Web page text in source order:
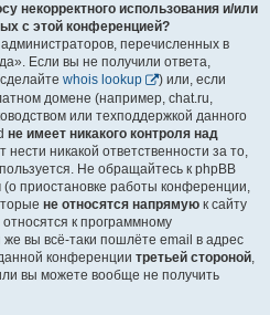
некорректного использования и/или
с этой конференцией?
перечисленных в
Если вы не получили ответа,
whois lookup
) или, если
домене (например, chat.ru,
или техподдержкой данного
не имеет никакого контроля над
нести никакой ответственности за то,
Не обращайтесь к phpBB
приостановке работы конференции,
не относятся напрямую к сайту
к программному
вы всё-таки пошлёте email в адрес
конференции третьей стороной,
вы можете вообще не получить